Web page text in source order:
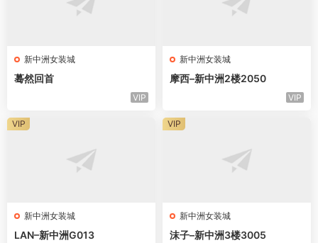
新中洲女装城
蓦然回首
VIP
新中洲女装城
摩西–新中洲2楼2050
VIP
新中洲女装城
LAN–新中洲G013
VIP
新中洲女装城
沫子–新中洲3楼3005
VIP